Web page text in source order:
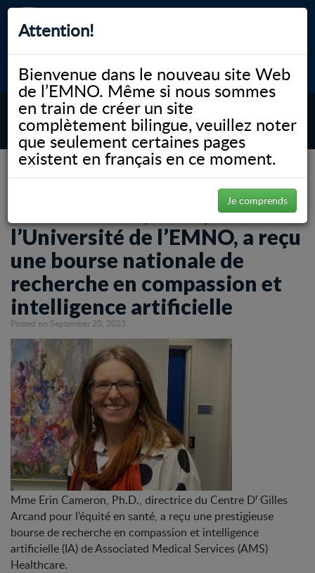
Attention!
Bienvenue dans le nouveau site Web
de l’EMNO. Même si nous sommes
en train de créer un site
complètement bilingue, veuillez noter
que seulement certaines pages
existent en français en ce moment.
Je comprends
myNOSM Accessibilité A- A+ English
MENU
NOSM.ca
News
Erin Cameron, Ph.D., de
l’Université de l’EMNO, a reçu
une bourse nationale de
recherche en compassion et
intelligence artificielle
Posted on September 20, 2023
Mme Erin Cameron, Ph.D., directrice du Centre DrGilles
Arcand pour l’équité en santé, a reçu une prestigieuse
bourse de recherche en compassion et intelligence
artificielle (IA) de Associated Medical Services (AMS)
Healthcare.